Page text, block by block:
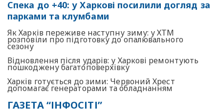
Спека до +40: у Харкові посилили догляд за
парками та клумбами
Як Харків переживе наступну зиму: у ХТМ
розповіли про підготовку до опалювального
сезону
Відновлення після ударів: у Харкові ремонтують
пошкоджену багатоповерхівку
Харків готується до зими: Червоний Хрест
допомагає генераторами та обладнанням
ГАЗЕТА “ІНФОСІТІ”